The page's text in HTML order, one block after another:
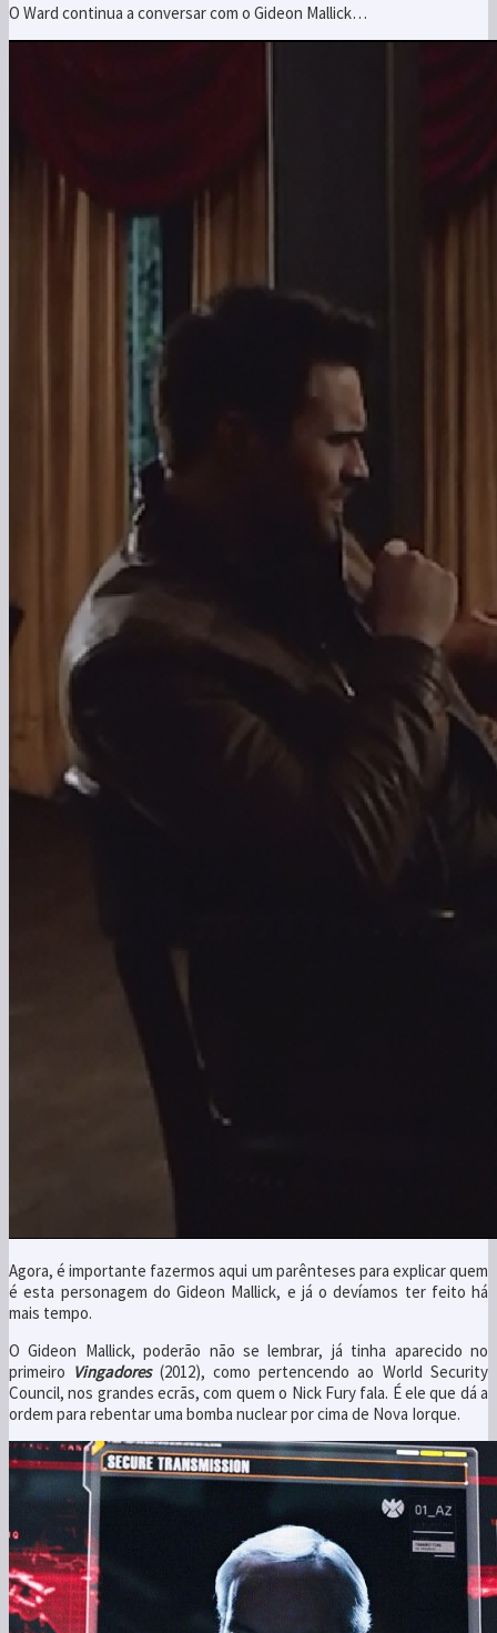
O Ward continua a conversar com o Gideon Mallick…
Agora, é importante fazermos aqui um parênteses para explicar quem
é esta personagem do Gideon Mallick, e já o devíamos ter feito há
mais tempo.
O Gideon Mallick, poderão não se lembrar, já tinha aparecido no
primeiro Vingadores(2012), como pertencendo ao World Security
Council, nos grandes ecrãs, com quem o Nick Fury fala. É ele que dá a
ordem para rebentar uma bomba nuclear por cima de Nova Iorque.